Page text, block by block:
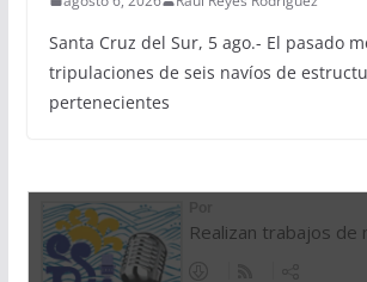
Santa Cruz del Sur, 5 ago.- El pasado
tripulaciones de seis navíos de
pertenecientes